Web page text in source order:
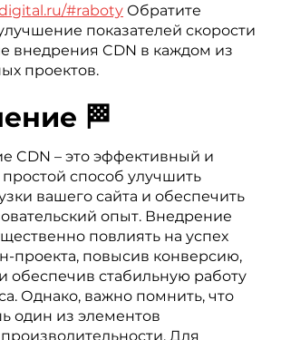
#raboty Обратите
показателей скорости
внедрения CDN в каждом из
проектов.
🏁
CDN – это эффективный и
способ улучшить
вашего сайта и обеспечить
опыт. Внедрение
повлиять на успех
проекта, повысив конверсию,
обеспечив стабильную работу
Однако, важно помнить, что
один из элементов
Для